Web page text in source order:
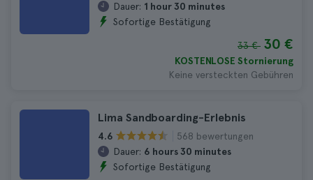
Dauer: 1 hour 30 minutes
Sofortige Bestätigung
33 € 30 €
KOSTENLOSE Stornierung
Keine versteckten Gebühren
Lima Sandboarding-Erlebnis
4.6
568 bewertungen
Dauer: 6 hours 30 minutes
Sofortige Bestätigung